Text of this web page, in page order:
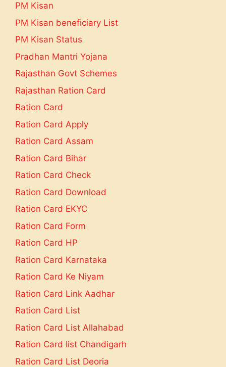
PM Kisan
PM Kisan beneficiary List
PM Kisan Status
Pradhan Mantri Yojana
Rajasthan Govt Schemes
Rajasthan Ration Card
Ration Card
Ration Card Apply
Ration Card Assam
Ration Card Bihar
Ration Card Check
Ration Card Download
Ration Card EKYC
Ration Card Form
Ration Card HP
Ration Card Karnataka
Ration Card Ke Niyam
Ration Card Link Aadhar
Ration Card List
Ration Card List Allahabad
Ration Card list Chandigarh
Ration Card List Deoria